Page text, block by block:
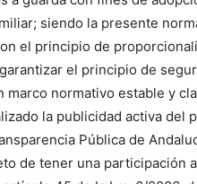
siendo la presente
el principio de
el principio de
normativo estable y
la publicidad activa
Pública de
de tener una participación